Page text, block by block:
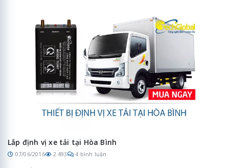
Lắp định vị xe tải tại Hòa Bình
07/06/2016 2.493 4 bình luận